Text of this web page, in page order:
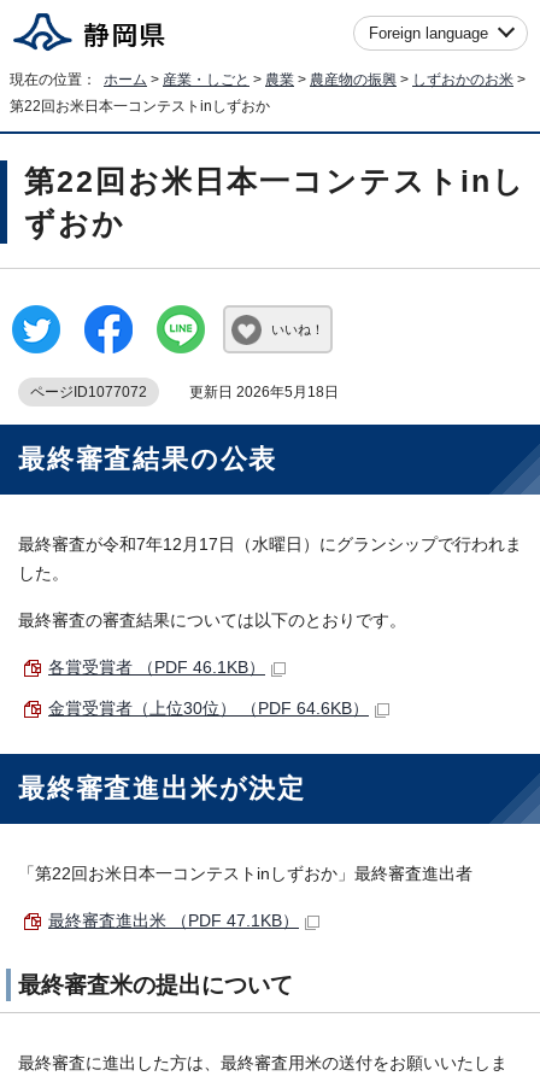
Foreign language
現在の位置： ホーム > 産業・しごと > 農業 > 農産物の振興 > しずおかのお米 >
第22回お米日本一コンテストinしずおか
第22回お米日本一コンテストinし
ずおか
いいね！
ページID1077072 更新日 2026年5月18日
最終審査結果の公表
最終審査が令和7年12月17日（水曜日）にグランシップで行われま
した。
最終審査の審査結果については以下のとおりです。
各賞受賞者 （PDF 46.1KB）
金賞受賞者（上位30位） （PDF 64.6KB）
最終審査進出米が決定
「第22回お米日本一コンテストinしずおか」最終審査進出者
最終審査進出米 （PDF 47.1KB）
最終審査米の提出について
最終審査に進出した方は、最終審査用米の送付をお願いいたしま